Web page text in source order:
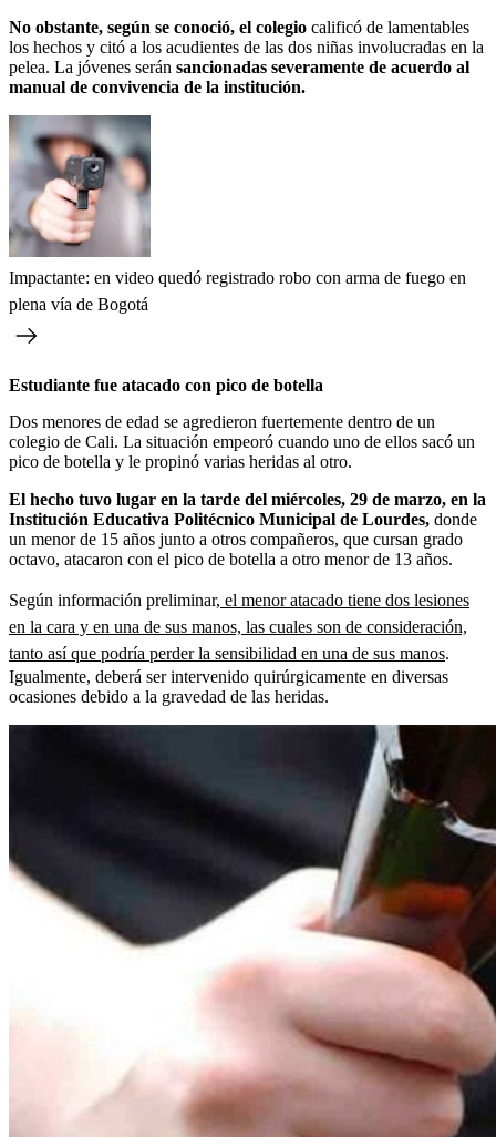
No obstante, según se conoció, el colegio calificó de lamentables
los hechos y citó a los acudientes de las dos niñas involucradas en la
pelea. La jóvenes serán sancionadas severamente de acuerdo al
manual de convivencia de la institución.
Impactante: en video quedó registrado robo con arma de fuego en
plena vía de Bogotá
Estudiante fue atacado con pico de botella
Dos menores de edad se agredieron fuertemente dentro de un
colegio de Cali. La situación empeoró cuando uno de ellos sacó un
pico de botella y le propinó varias heridas al otro.
El hecho tuvo lugar en la tarde del miércoles, 29 de marzo, en la
Institución Educativa Politécnico Municipal de Lourdes, donde
un menor de 15 años junto a otros compañeros, que cursan grado
octavo, atacaron con el pico de botella a otro menor de 13 años.
Según información preliminar, el menor atacado tiene dos lesiones
en la cara y en una de sus manos, las cuales son de consideración,
tanto así que podría perder la sensibilidad en una de sus manos.
Igualmente, deberá ser intervenido quirúrgicamente en diversas
ocasiones debido a la gravedad de las heridas.